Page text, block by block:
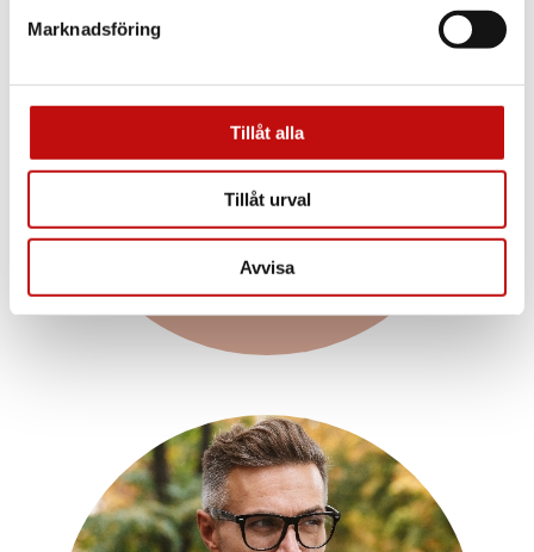
Marknadsföring
Tillåt alla
Tillåt urval
Avvisa
Enkelslipade, progressiva eller färgskiftande
dig och dina behov är helt avgörande när det
kommer till dina nya glasögon. Vilket glas du
borde välja beror såklart på din syn, men även
Läs mer